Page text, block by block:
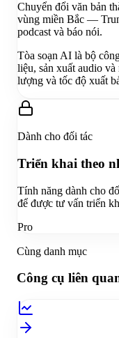
Chuyển đổi văn bản
vùng miền Bắc —
podcast và báo nói.
Tòa soạn AI là bộ
liệu, sản xuất audio
lượng và tốc độ xuất
Dành cho đối tác
Triển khai theo
Tính năng dành cho
để được tư vấn triển
Pro
Cùng danh mục
Công cụ liên